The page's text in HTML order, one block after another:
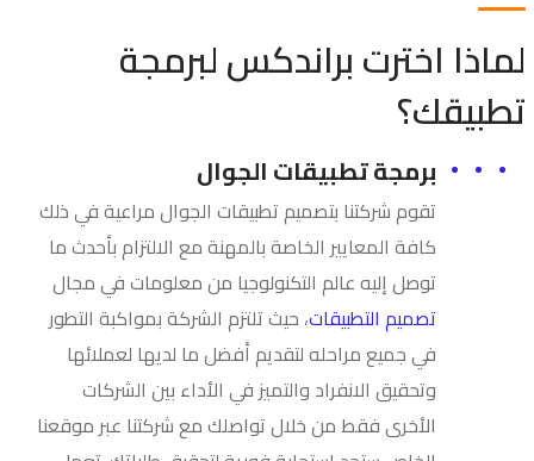
لماذا اخترت براندكس لبرمجة
تطبيقك؟
برمجة تطبيقات الجوال
تقوم شركتنا بتصميم تطبيقات الجوال مراعية في ذلك
كافة المعايير الخاصة بالمهنة مع الالتزام بأحدث ما
توصل إليه عالم التكنولوجيا من معلومات في مجال
تصميم التطبيقات، حيث تلتزم الشركة بمواكبة التطور
في جميع مراحله لتقديم أفضل ما لديها لعملائها
وتحقيق الانفراد والتميز في الأداء بين الشركات
الأخرى فقط من خلال تواصلك مع شركتنا عبر موقعنا